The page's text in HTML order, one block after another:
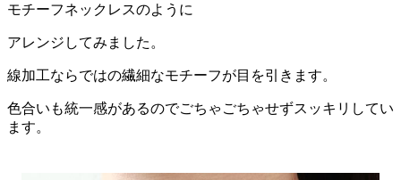
モチーフネックレスのように
アレンジしてみました。
線加工ならではの繊細なモチーフが目を引きます。
色合いも統一感があるのでごちゃごちゃせずスッキリしてい
ます。